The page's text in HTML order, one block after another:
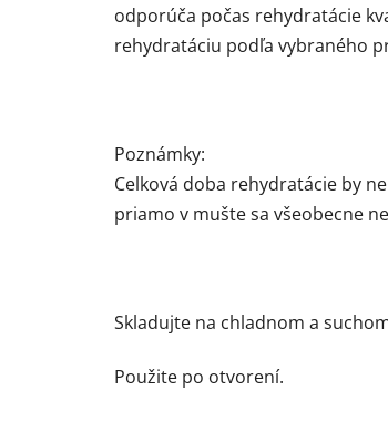
odporúča počas rehydratácie
rehydratáciu podľa vybraného
Poznámky:
Celková doba rehydratácie by
priamo v mušte sa všeobecne
Skladujte na chladnom a
Použite po otvorení.